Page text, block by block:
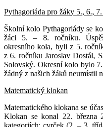
Pythagoriáda pro žáky 5., 6.,
Školní kolo Pythagoriády se
žáci 5. – 8. ročníku.
okresního kola, byli z 5.
z 6. ročníku Jaroslav Dostál,
Solovský. Okresní kolo bylo
žádný z našich žáků neumístil
Matematický klokan
Matematického klokana se
Klokan se konal 22. března